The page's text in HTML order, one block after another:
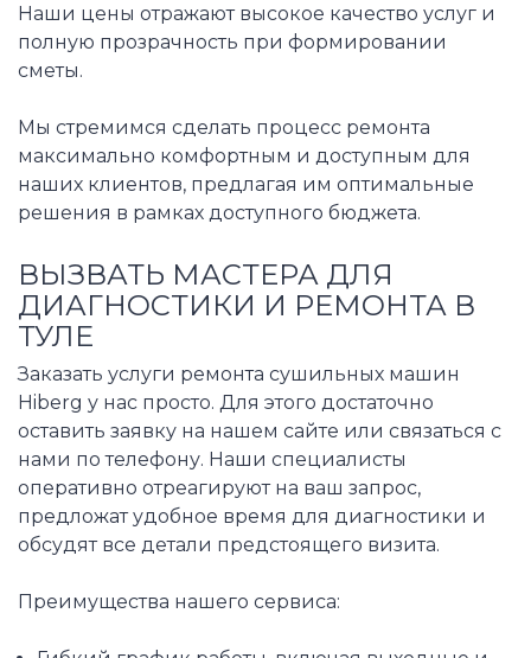
Наши цены отражают высокое качество услуг и
полную прозрачность при формировании
сметы.
Мы стремимся сделать процесс ремонта
максимально комфортным и доступным для
наших клиентов, предлагая им оптимальные
решения в рамках доступного бюджета.
ВЫЗВАТЬ МАСТЕРА ДЛЯ
ДИАГНОСТИКИ И РЕМОНТА В
ТУЛЕ
Заказать услуги ремонта сушильных машин
Hiberg у нас просто. Для этого достаточно
оставить заявку на нашем сайте или связаться с
нами по телефону. Наши специалисты
оперативно отреагируют на ваш запрос,
предложат удобное время для диагностики и
обсудят все детали предстоящего визита.
Преимущества нашего сервиса: